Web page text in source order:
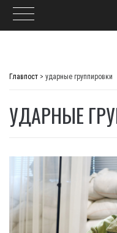
Главпост > ударные группировки
УДАРНЫЕ